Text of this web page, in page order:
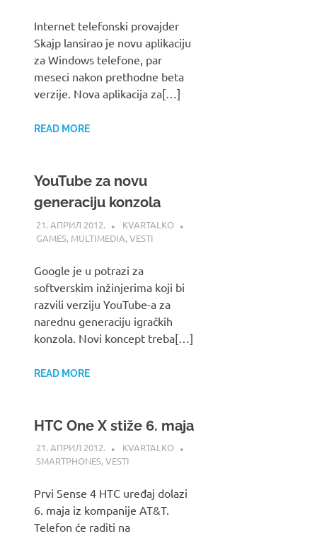
Internet telefonski provajder
Skajp lansirao je novu aplikaciju
za Windows telefone, par
meseci nakon prethodne beta
verzije. Nova aplikacija za[…]
READ MORE
YouTube za novu
generaciju konzola
21. АПРИЛ 2012.
KVARTALKO
GAMES, MULTIMEDIA,VESTI
Google je u potrazi za
softverskim inžinjerima koji bi
razvili verziju YouTube-a za
narednu generaciju igračkih
konzola. Novi koncept treba[…]
READ MORE
HTC One X stiže 6. maja
21. АПРИЛ 2012.
KVARTALKO
SMARTPHONES,VESTI
Prvi Sense 4 HTC uređaj dolazi
6. maja iz kompanije AT&T.
Telefon će raditi na